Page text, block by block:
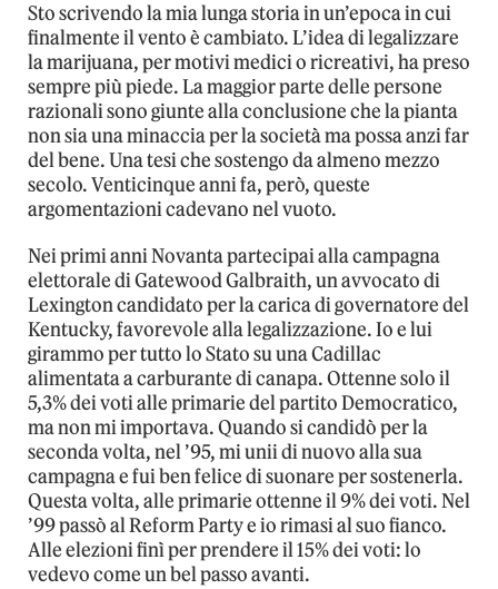
Sto scrivendo la mia lunga storia in un’epoca in cui
finalmente il vento è cambiato. L’idea di legalizzare
la marijuana, per motivi medici o ricreativi, ha preso
sempre più piede. La maggior parte delle persone
razionali sono giunte alla conclusione che la pianta
non sia una minaccia per la società ma possa anzi far
del bene. Una tesi che sostengo da almeno mezzo
secolo. Venticinque anni fa, però, queste
argomentazioni cadevano nel vuoto.
Nei primi anni Novanta partecipai alla campagna
elettorale di Gatewood Galbraith, un avvocato di
Lexington candidato per la carica di governatore del
Kentucky, favorevole alla legalizzazione. Io e lui
girammo per tutto lo Stato su una Cadillac
alimentata a carburante di canapa. Ottenne solo il
5,3% dei voti alle primarie del partito Democratico,
ma non mi importava. Quando si candidò per la
seconda volta, nel ’95, mi unii di nuovo alla sua
campagna e fui ben felice di suonare per sostenerla.
Questa volta, alle primarie ottenne il 9% dei voti. Nel
’99 passò al Reform Party e io rimasi al suo fianco.
Alle elezioni finì per prendere il 15% dei voti: lo
vedevo come un bel passo avanti.